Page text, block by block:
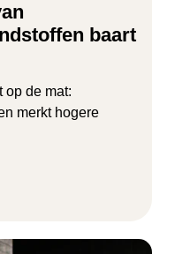
baart
op de mat:
merkt hogere